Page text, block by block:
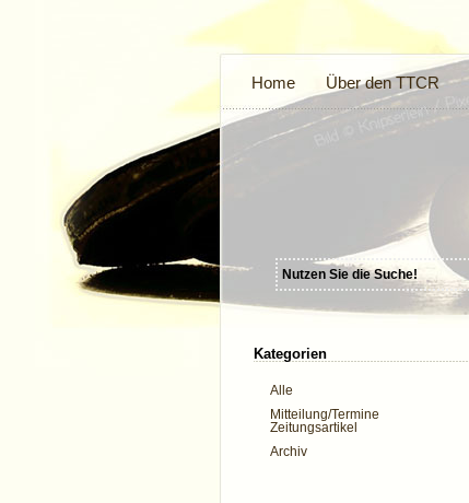
Home Über den TTCR
Kategorien
Alle
Mitteilung/Termine
Zeitungsartikel
Archiv